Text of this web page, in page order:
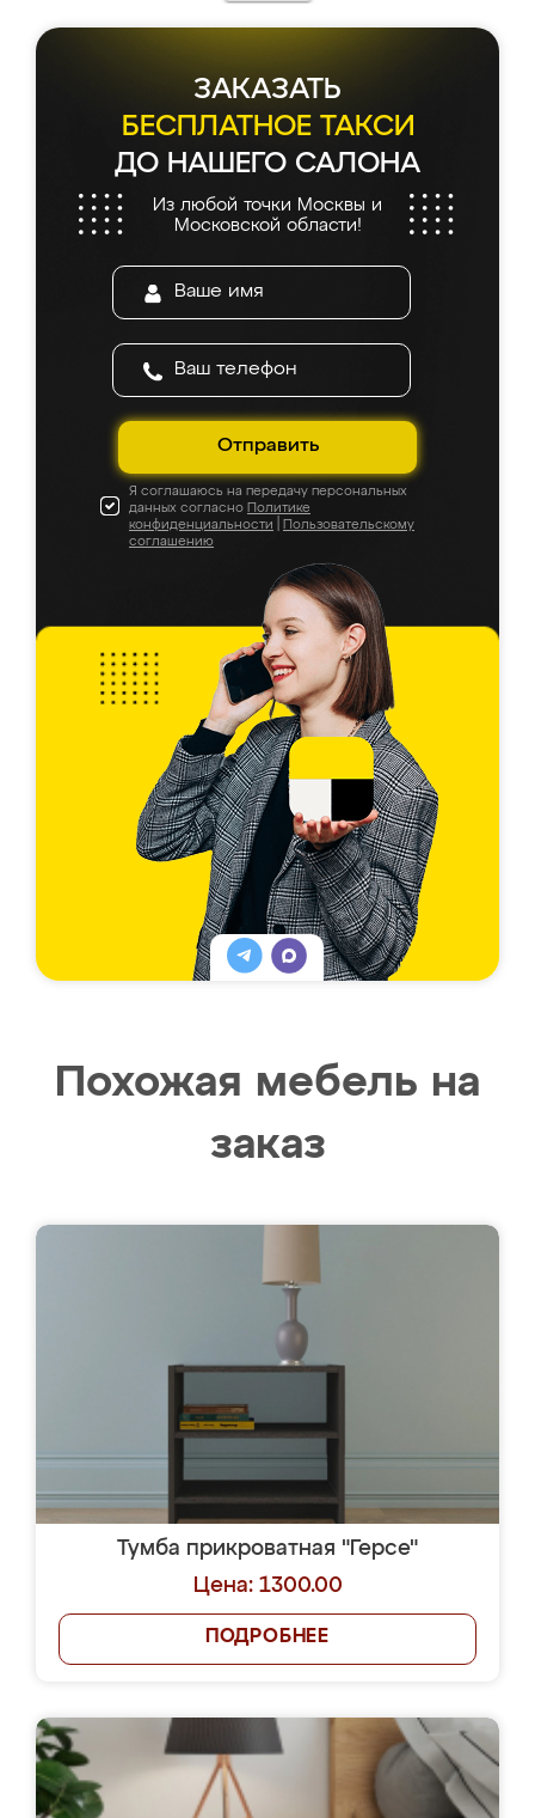
ЗАКАЗАТЬ
БЕСПЛАТНОЕ ТАКСИ
ДО НАШЕГО САЛОНА
Из любой точки Москвы и
Московской области!
Отправить
Я соглашаюсь на передачу персональных
данных согласно Политике
конфиденциальности
Пользовательскому
соглашению
Похожая мебель на
заказ
Тумба прикроватная "Герсе"
Цена: 1300.00
ПОДРОБНЕЕ